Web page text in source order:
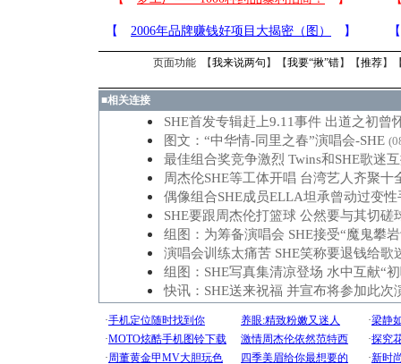
页面功能 【我来说两句 】【我要“揪”错】【推荐】
■相关连接
SHE首发专辑赶上9.11事件 出道之初曾
图文：“中华情-同里之春”演唱会-SHE
最佳组合奖竞争激烈 Twins和SHE歌迷
周杰伦SHE等工体开唱 台湾艺人齐聚十
偶像组合SHE成员ELLA坦承曾动过变
SHE要跟周杰伦打篮球 公然要与其切磋
组图：为筹备演唱会 SHE接受“魔鬼攀
演唱会训练太痛苦 SHE笑称要退钱给歌
组图：SHE写真集清凉登场 水中互献“
快讯：SHE送来祝福 并宣布将参加此次